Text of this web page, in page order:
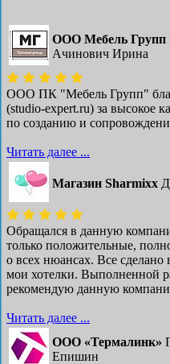
ООО Мебель Групп
Ачинович Ирина
ООО ПК "Мебель Групп"
(studio-expert.ru) за высокое
по созданию и
Читать далее ...
Магазин Sharmixx
Обращался в данную
только положительные,
о всех нюансах. Все
мои хотелки. Выполненной
рекомендую данную
Читать далее ...
ООО «Термалинк»
Епишин